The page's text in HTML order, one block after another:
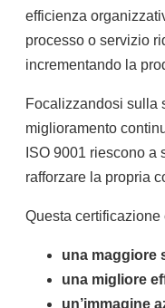
efficienza
processo o servizio
incrementando la
Focalizzandosi sulla
miglioramento
ISO 9001 riescono a
rafforzare la propria
Questa
una maggiore
una migliore
un’immagine